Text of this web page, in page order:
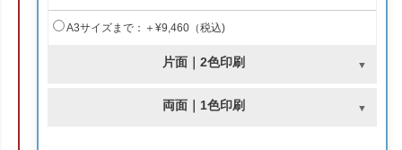
A3サイズまで：＋¥9,460（税込)
片面｜2色印刷
両面｜1色印刷